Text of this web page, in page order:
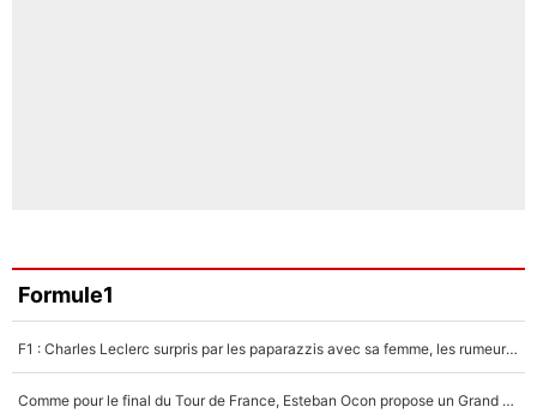
Formule1
F1 : Charles Leclerc surpris par les paparazzis avec sa femme, les rumeurs étaient vraies !
Comme pour le final du Tour de France, Esteban Ocon propose un Grand Prix de Formule 1 à Paris : «Autour de l’Arc de Triomphe, ce serait génial» !